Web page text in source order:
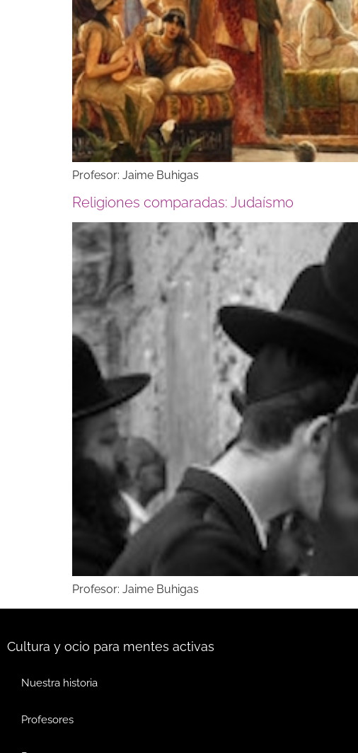
Profesor: Jaime Buhigas
Religiones comparadas: Judaísmo
Profesor: Jaime Buhigas
Cultura y ocio para mentes activas
Nuestra historia
Profesores